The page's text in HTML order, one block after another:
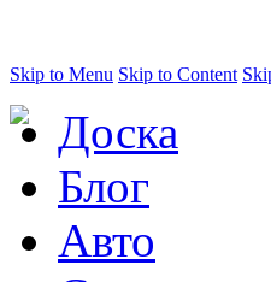
Skip to Menu Skip to Content
Доска
Блог
Авто